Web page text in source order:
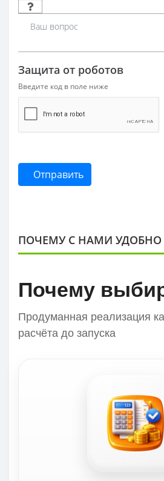
Защита от роботов
Введите код в поле ниже
Отправить
ПОЧЕМУ С НАМИ
Почему
Продуманная реализация
расчёта до запуска